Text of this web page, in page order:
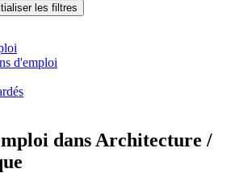
les filtres
d'emploi
dans Architecture /